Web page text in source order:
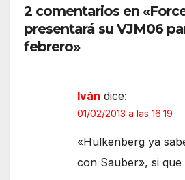
2 comentarios en
presentará su VJM06
febrero»
Iván dice:
01/02/2013 a las 16:19
«Hulkenberg ya
con Sauber», si